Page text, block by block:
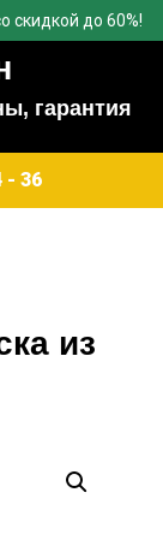
скидкой до 60%!
гарантия
- 36
из